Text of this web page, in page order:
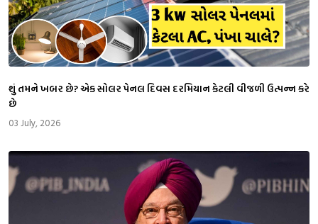
શું તમને ખબર છે? એક સોલર પેનલ દિવસ દરમિયાન કેટલી વીજળી ઉત્પન્ન કરે
છે
03 July, 2026